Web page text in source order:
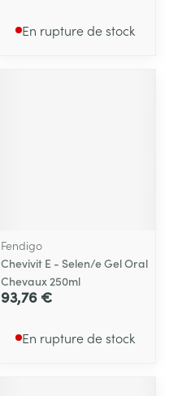
En rupture de stock
Fendigo
Chevivit E - Selen/e Gel Oral
Chevaux 250ml
93,76 €
En rupture de stock